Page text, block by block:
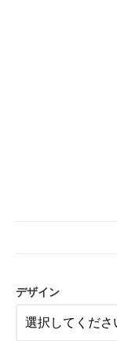
デザイン